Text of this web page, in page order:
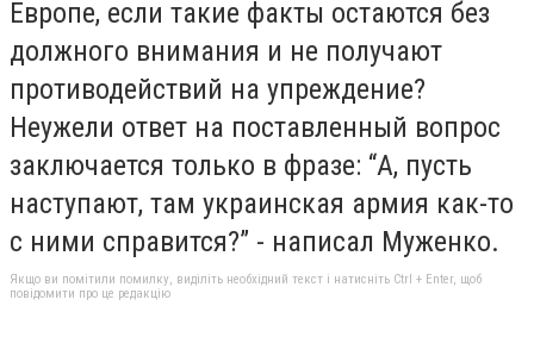
Европе, если такие факты остаются без
должного внимания и не получают
противодействий на упреждение?
Неужели ответ на поставленный вопрос
заключается только в фразе: “А, пусть
наступают, там украинская армия как-то
с ними справится?” - написал Муженко.
Якщо ви помітили помилку, виділіть необхідний текст і натисніть Ctrl + Enter, щоб
повідомити про це редакцію